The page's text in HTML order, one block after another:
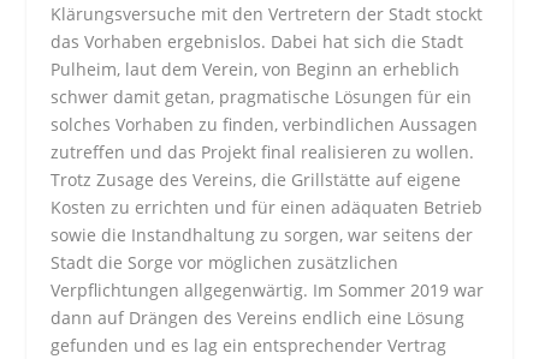
Klärungsversuche mit den Vertretern der Stadt stockt
das Vorhaben ergebnislos. Dabei hat sich die Stadt
Pulheim, laut dem Verein, von Beginn an erheblich
schwer damit getan, pragmatische Lösungen für ein
solches Vorhaben zu finden, verbindlichen Aussagen
zutreffen und das Projekt final realisieren zu wollen.
Trotz Zusage des Vereins, die Grillstätte auf eigene
Kosten zu errichten und für einen adäquaten Betrieb
sowie die Instandhaltung zu sorgen, war seitens der
Stadt die Sorge vor möglichen zusätzlichen
Verpflichtungen allgegenwärtig. Im Sommer 2019 war
dann auf Drängen des Vereins endlich eine Lösung
gefunden und es lag ein entsprechender Vertrag